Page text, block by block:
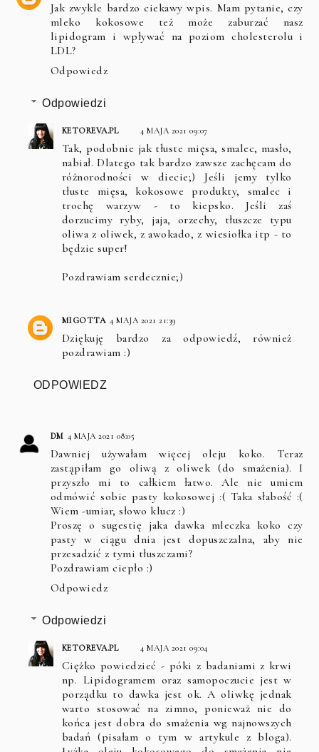
Jak zwykle bardzo ciekawy wpis. Mam pytanie, czy
mleko kokosowe też może zaburzać nasz
lipidogram i wpływać na poziom cholesterolu i
LDL?
Odpowiedz
Odpowiedzi
KETOREVA.PL 4 MAJA 2021 09:07
Tak, podobnie jak tłuste mięsa, smalec, masło,
nabiał. Dlatego tak bardzo zawsze zachęcam do
różnorodności w diecie;) Jeśli jemy tylko
tłuste mięsa, kokosowe produkty, smalec i
trochę warzyw - to kiepsko. Jeśli zaś
dorzucimy ryby, jaja, orzechy, tłuszcze typu
oliwa z oliwek, z awokado, z wiesiołka itp - to
będzie super!
Pozdrawiam serdecznie;)
MIGOTTA 4 MAJA 2021 21:39
Dziękuję bardzo za odpowiedź, również
pozdrawiam :)
ODPOWIEDZ
DM 4 MAJA 2021 08:05
Dawniej używałam więcej oleju koko. Teraz
zastąpiłam go oliwą z oliwek (do smażenia). I
przyszło mi to całkiem łatwo. Ale nie umiem
odmówić sobie pasty kokosowej :( Taka słabość :(
Wiem -umiar, słowo klucz :)
Proszę o sugestię jaka dawka mleczka koko czy
pasty w ciągu dnia jest dopuszczalna, aby nie
przesadzić z tymi tłuszczami?
Pozdrawiam ciepło :)
Odpowiedz
Odpowiedzi
KETOREVA.PL 4 MAJA 2021 09:04
Ciężko powiedzieć - póki z badaniami z krwi
np. Lipidogramem oraz samopoczucie jest w
porządku to dawka jest ok. A oliwkę jednak
warto stosować na zimno, ponieważ nie do
końca jest dobra do smażenia wg najnowszych
badań (pisałam o tym w artykule z bloga).